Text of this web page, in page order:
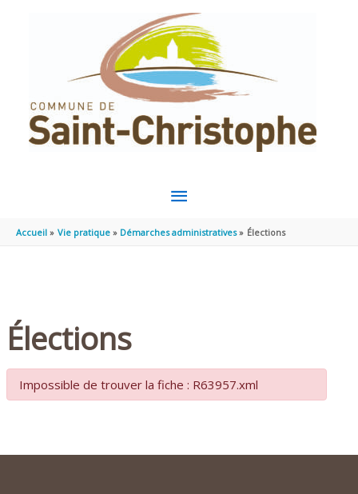
MENU
PRINCIPAL
Accueil Vie pratique Démarches administratives Élections
Élections
Impossible de trouver la fiche : R63957.xml